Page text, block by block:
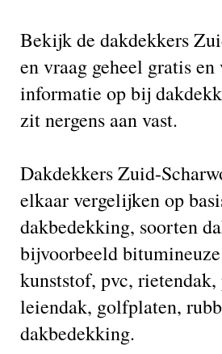
Bekijk de dakdekkers
en vraag geheel gratis
informatie op bij
zit nergens aan vast.
Dakdekkers Zuid-
elkaar vergelijken op
dakbedekking, soorten
bijvoorbeeld
kunststof, pvc, rietendak,
leiendak, golfplaten,
dakbedekking.